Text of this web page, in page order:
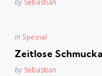
by Sebastian
Posted
in Spezial
Zeitlose
Posted
by Sebastian